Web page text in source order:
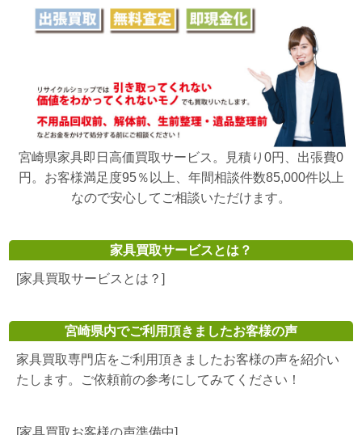
宮崎県家具即日高価買取サービス。見積り0円、出張費0
円。お客様満足度95％以上、年間相談件数85,000件以上
なので安心してご相談いただけます。
家具買取サービスとは？
[家具買取サービスとは？]
宮崎県内でご利用頂きましたお客様の声
家具買取専門店をご利用頂きましたお客様の声を紹介い
たします。ご依頼前の参考にしてみてください！
[家具買取お客様の声準備中]